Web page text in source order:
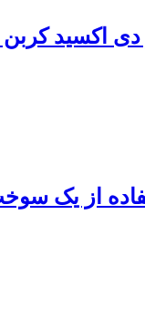
اکسید کربن